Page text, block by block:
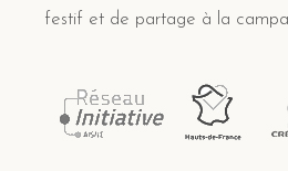
festif et de partage à la